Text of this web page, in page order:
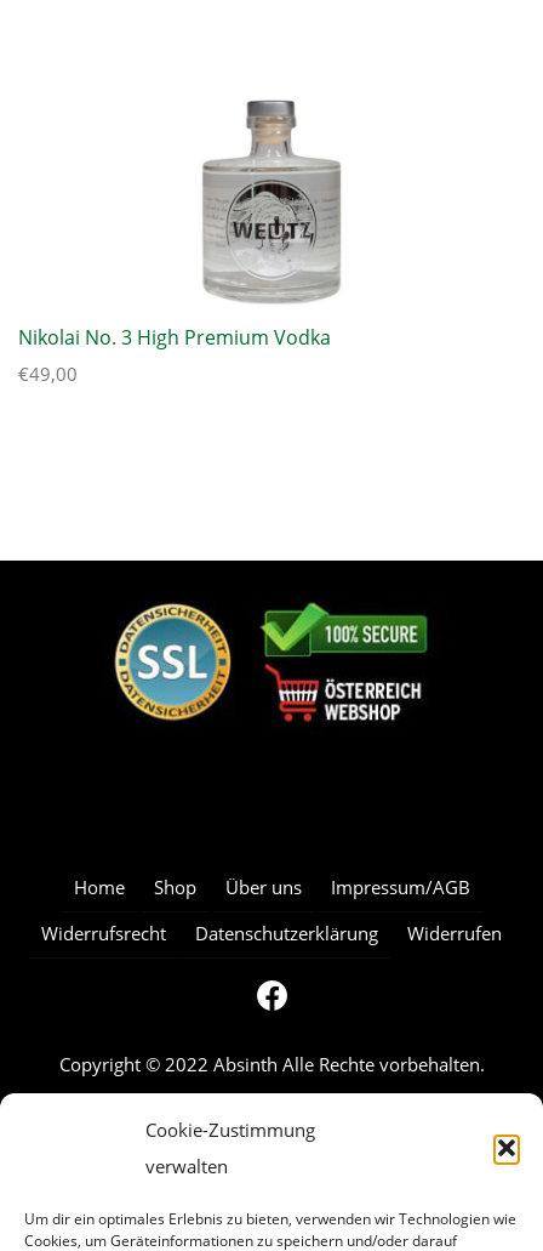
Cookie-Zustimmung
verwalten
Um dir ein optimales Erlebnis zu bieten, verwenden wir Technologien wie
Cookies, um Geräteinformationen zu speichern und/oder darauf
Nikolai No. 3 High Premium Vodka
€49,00
Home Shop Über uns
Impressum/AGB
Widerrufsrecht
Datenschutzerklärung Widerrufen
Copyright © 2022 Absinth Alle Rechte vorbehalten.